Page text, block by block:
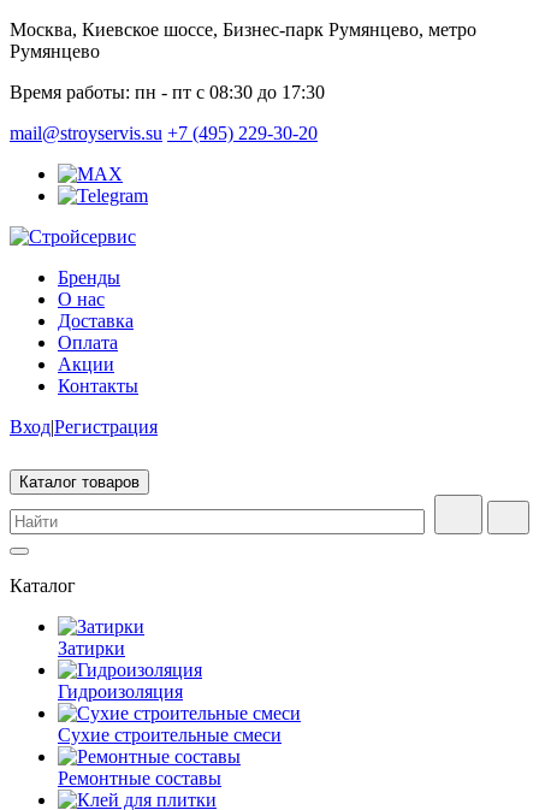
Москва, Киевское шоссе, Бизнес-парк Румянцево, метро
Румянцево
Время работы: пн - пт с 08:30 до 17:30
mail@stroyservis.su +7 (495) 229-30-20
Бренды
О нас
Доставка
Оплата
Акции
Контакты
Вход|Регистрация
Каталог товаров
Каталог
Затирки
Гидроизоляция
Сухие строительные смеси
Ремонтные составы